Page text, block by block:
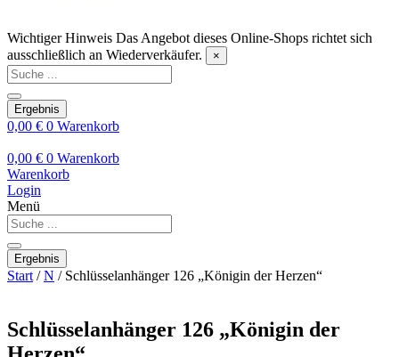
Wichtiger Hinweis Das Angebot dieses Online-Shops richtet sich
ausschließlich an Wiederverkäufer.
×
Search
...
Ergebnis
0,00 € 0 Warenkorb
0,00 € 0 Warenkorb
Warenkorb
Login
Menü
Search
...
Ergebnis
Start /N / Schlüsselanhänger 126 „Königin der Herzen“
Schlüsselanhänger 126 „Königin der